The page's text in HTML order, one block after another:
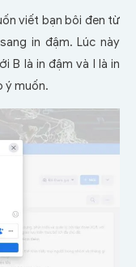
viết bạn bôi đen từ
in đậm. Lúc này
B là in đậm và I là in
ý muốn.